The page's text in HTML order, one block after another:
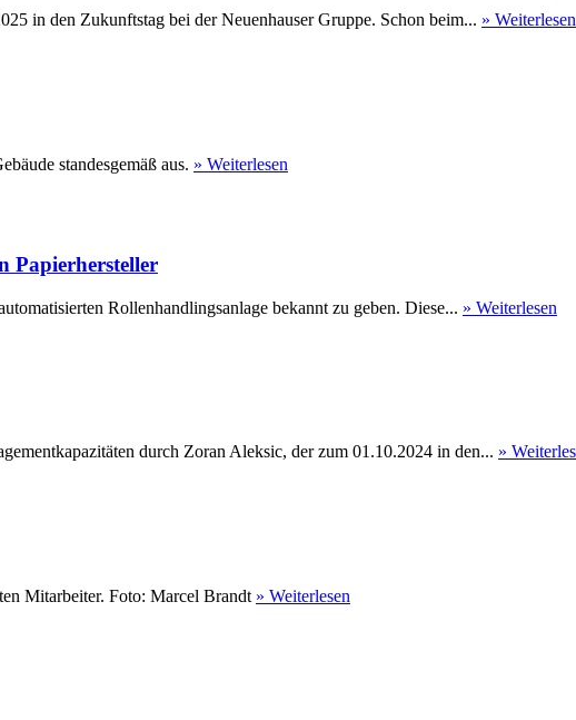
in den Zukunftstag bei der Neuenhauser Gruppe. Schon beim... » Weiterlesen
standesgemäß aus. » Weiterlesen
Papierhersteller
Rollenhandlingsanlage bekannt zu geben. Diese... » Weiterlesen
durch Zoran Aleksic, der zum 01.10.2024 in den... »
Mitarbeiter. Foto: Marcel Brandt » Weiterlesen